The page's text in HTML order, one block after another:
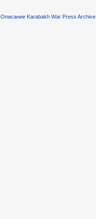
Описание Karabakh War Press Archive